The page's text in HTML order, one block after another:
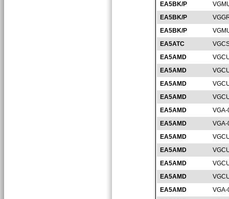
EA5BK/P
EA5BK/P
EA5BK/P
EA5ATC
EA5AMD
EA5AMD
EA5AMD
EA5AMD
EA5AMD
EA5AMD
EA5AMD
EA5AMD
EA5AMD
EA5AMD
EA5AMD